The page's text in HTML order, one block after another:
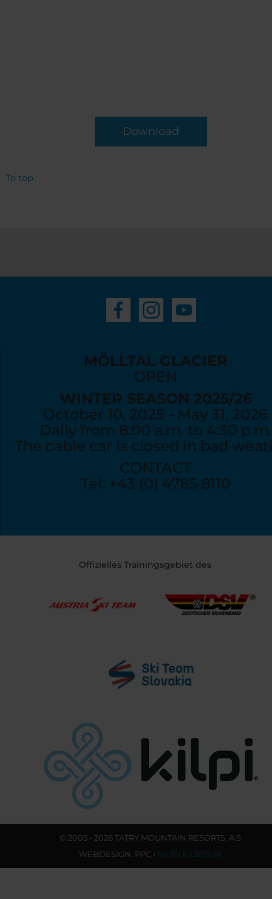
Download
To top
MÖLLTAL GLACIER
OPEN
WINTER SEASON 2025/26
October 10, 2025 - May 31, 2026
Daily from 8:00 a.m. to 4:30 p.m.
The cable car is closed in bad
CONTACT
Tel. +43 (0) 4785 8110
Offizielles Trainingsgebiet des
© 2005 - 2026 TATRY MOUNTAIN RESORTS, A.S.
WEBDESIGN PPC › NETSUCCESS.SK